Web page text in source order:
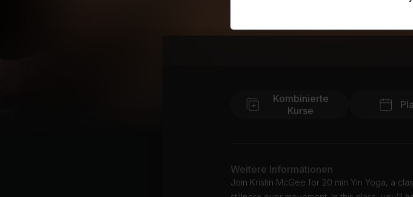
Kombinierte
Kurse
Weitere Informationen
Join Kristin McGee for 20 min Yin Yoga, a